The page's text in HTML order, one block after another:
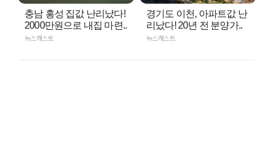
충남 홍성 집값 난리났다!
2000만원으로 내집 마련..
뉴스캐스트
경기도 이천, 아파트값 난
리났다! 20년 전 분양가..
뉴스캐스트